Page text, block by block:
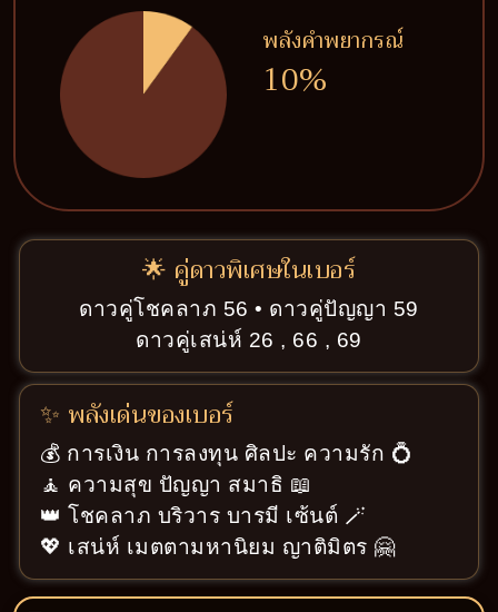
พลังคำพยากรณ์
10%
🌟 คู่ดาวพิเศษในเบอร์
ดาวคู่โชคลาภ 56 • ดาวคู่ปัญญา 59
ดาวคู่เสน่ห์ 26 , 66 , 69
✨ พลังเด่นของเบอร์
💰 การเงิน การลงทุน ศิลปะ ความรัก 💍
🧘 ความสุข ปัญญา สมาธิ 📖
👑 โชคลาภ บริวาร บารมี เซ้นต์ 🪄
💖 เสน่ห์ เมตตามหานิยม ญาติมิตร 🤗